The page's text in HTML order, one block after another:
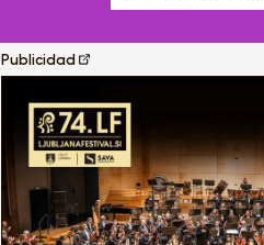
Publicidad